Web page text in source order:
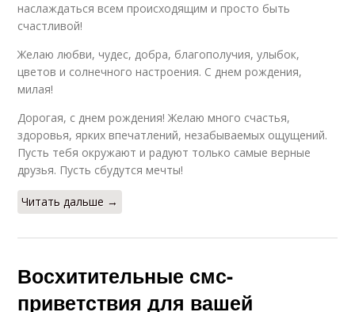
наслаждаться всем происходящим и просто быть
счастливой!
Желаю любви, чудес, добра, благополучия, улыбок,
цветов и солнечного настроения. С днем рождения,
милая!
Дорогая, с днем рождения! Желаю много счастья,
здоровья, ярких впечатлений, незабываемых ощущений.
Пусть тебя окружают и радуют только самые верные
друзья. Пусть сбудутся мечты!
Читать дальше →
Восхитительные смс-
приветствия для вашей